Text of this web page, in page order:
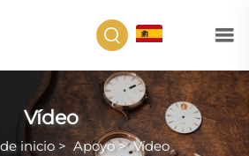
Vídeo
inicio > Apoyo>Vídeo